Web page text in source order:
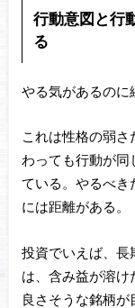
行動意図と行
る
やる気があるのに
これは性格の弱
わっても行動が
ている。やるべき
には距離がある。
投資でいえば、長
は、含み益が溶け
良さそうな銘柄が